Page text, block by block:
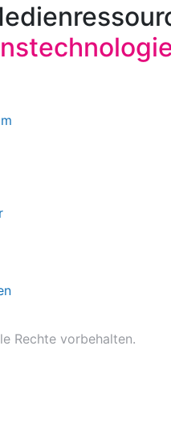
Rechte vorbehalten.